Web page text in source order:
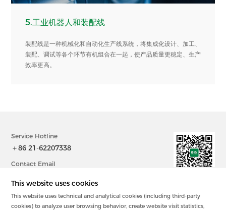
5.工业机器人和装配线
装配线是一种机械化和自动化生产线系统，将集成化设计、加工、
装配、调试等各个环节有机组合在一起，使产品质量更稳定、生产
效率更高。
Service Hotline
＋86 21-62207338
Contact Email
@2023中国 上海毕科电子有限公司版权所有
This website uses cookies
This website uses technical and analytical cookies (including third-party
cookies) to analyze user browsing behavior, create website visit statistics,